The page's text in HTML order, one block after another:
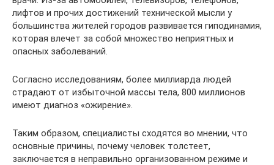
лифтов и прочих достижений технической мысли у
большинства жителей городов развивается гиподинамия,
которая влечет за собой множество неприятных и
опасных заболеваний.
Согласно исследованиям, более миллиарда людей
страдают от избыточной массы тела, 800 миллионов
имеют диагноз «ожирение».
Таким образом, специалисты сходятся во мнении, что
основные причины, почему человек толстеет,
заключается в неправильно организованном режиме и